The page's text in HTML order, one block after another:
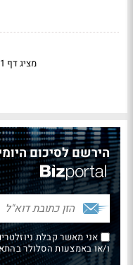
מציג דף 1 מתוך 11
הירשם לסיכום
אני מאשר קבלת
ו/או באמצעות הסלולר בהתאם